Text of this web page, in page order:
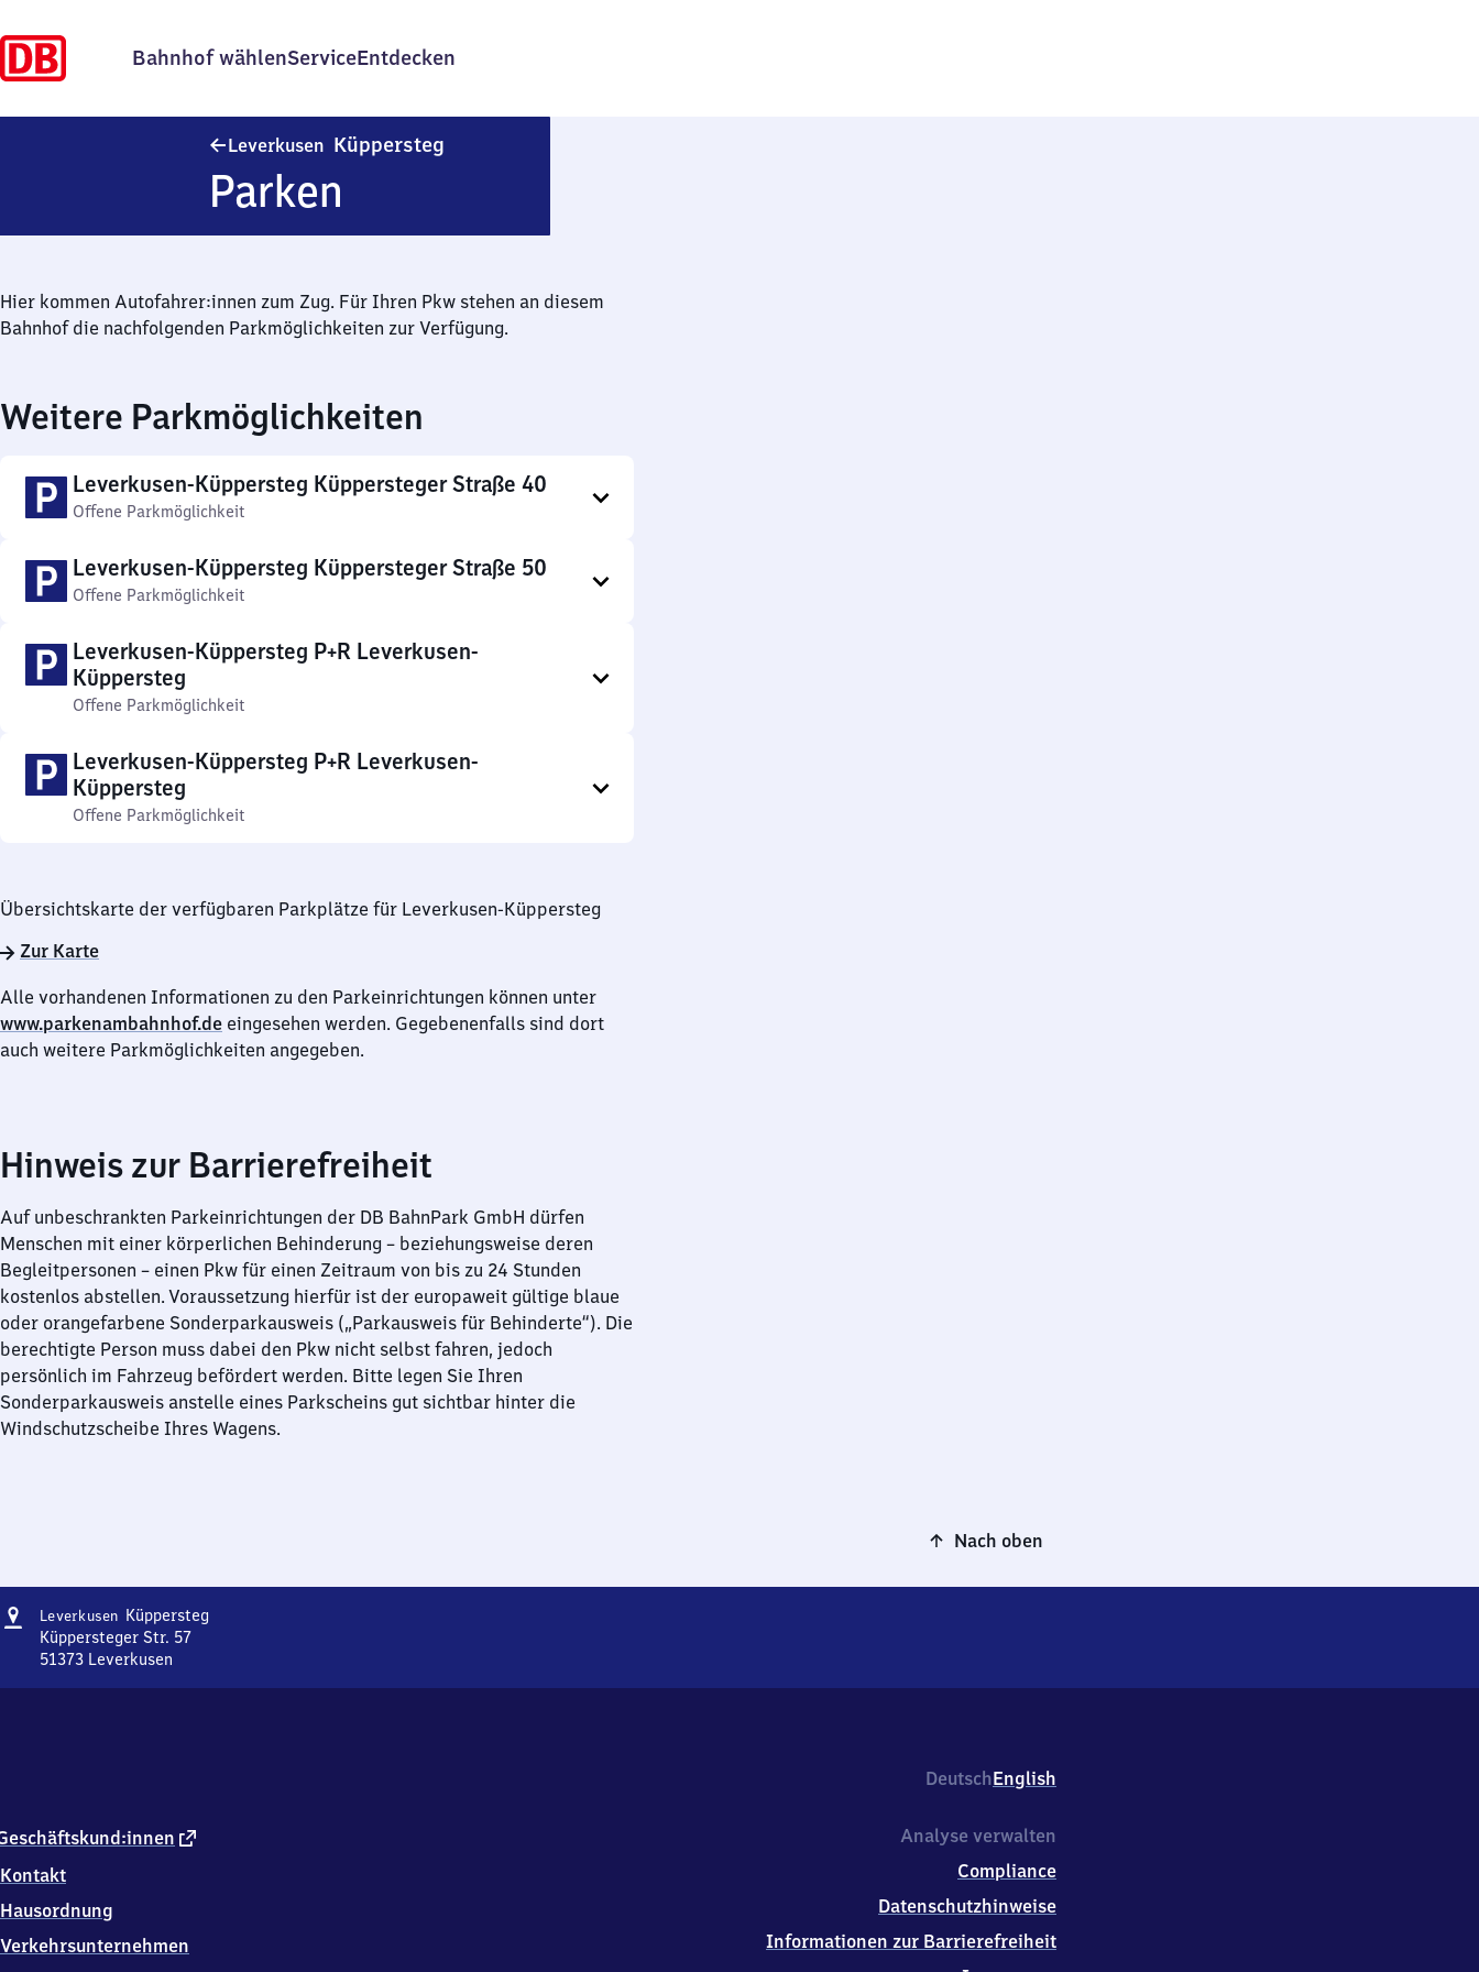
Bahnhof wählenServiceEntdecken
Leverkusen Küppersteg
Parken
Hier kommen Autofahrer:innen zum Zug. Für Ihren Pkw stehen an diesem
Bahnhof die nachfolgenden Parkmöglichkeiten zur Verfügung.
Weitere Parkmöglichkeiten
Leverkusen-Küppersteg Küppersteger Straße 40
Offene Parkmöglichkeit
Leverkusen-Küppersteg Küppersteger Straße 50
Offene Parkmöglichkeit
Leverkusen-Küppersteg P+R Leverkusen-
Küppersteg
Offene Parkmöglichkeit
Leverkusen-Küppersteg P+R Leverkusen-
Küppersteg
Offene Parkmöglichkeit
Übersichtskarte der verfügbaren Parkplätze für Leverkusen-Küppersteg
Zur Karte
Alle vorhandenen Informationen zu den Parkeinrichtungen können unter
www.parkenambahnhof.de eingesehen werden. Gegebenenfalls sind dort
auch weitere Parkmöglichkeiten angegeben.
Hinweis zur Barrierefreiheit
Auf unbeschrankten Parkeinrichtungen der DB BahnPark GmbH dürfen
Menschen mit einer körperlichen Behinderung – beziehungsweise deren
Begleitpersonen – einen Pkw für einen Zeitraum von bis zu 24 Stunden
kostenlos abstellen. Voraussetzung hierfür ist der europaweit gültige blaue
oder orangefarbene Sonderparkausweis („Parkausweis für Behinderte“). Die
berechtigte Person muss dabei den Pkw nicht selbst fahren, jedoch
persönlich im Fahrzeug befördert werden. Bitte legen Sie Ihren
Sonderparkausweis anstelle eines Parkscheins gut sichtbar hinter die
Windschutzscheibe Ihres Wagens.
Nach oben
Adresse
Leverkusen KüpperstegLeverkusen-
Küppersteger Str. 57
51373 Leverkusen
3
3
Leverkusen
DeutschEnglish
externer
Kontakt
Hausordnung
Verkehrsunternehmen
Analyse verwalten
Compliance
Datenschutzhinweise
Informationen zur Barrierefreiheit